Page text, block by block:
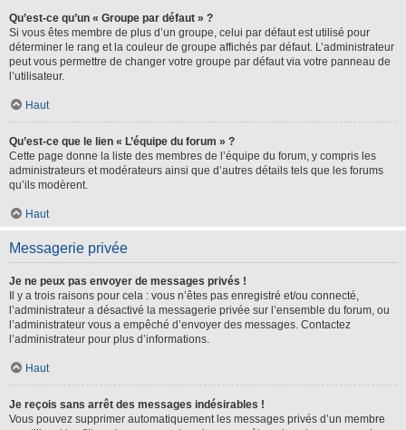
Qu’est-ce qu’un « Groupe par défaut » ?
Si vous êtes membre de plus d’un groupe, celui par défaut est utilisé pour
déterminer le rang et la couleur de groupe affichés par défaut. L’administrateur
peut vous permettre de changer votre groupe par défaut via votre panneau de
l’utilisateur.
Haut
Qu’est-ce que le lien « L’équipe du forum » ?
Cette page donne la liste des membres de l’équipe du forum, y compris les
administrateurs et modérateurs ainsi que d’autres détails tels que les forums
qu’ils modèrent.
Haut
Messagerie privée
Je ne peux pas envoyer de messages privés !
Il y a trois raisons pour cela : vous n’êtes pas enregistré et/ou connecté,
l’administrateur a désactivé la messagerie privée sur l’ensemble du forum, ou
l’administrateur vous a empêché d’envoyer des messages. Contactez
l’administrateur pour plus d’informations.
Haut
Je reçois sans arrêt des messages indésirables !
Vous pouvez supprimer automatiquement les messages privés d’un membre